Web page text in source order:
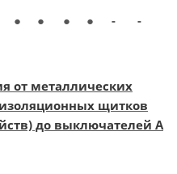
● ● ● ● - -
от металлических
щитков
до выключателей А